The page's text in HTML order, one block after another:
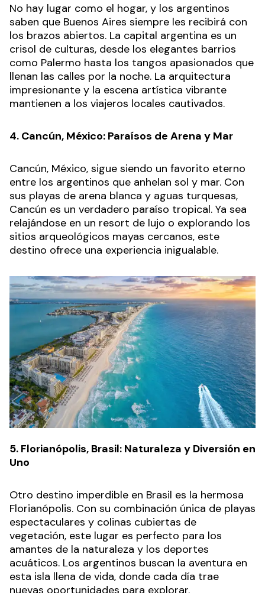
No hay lugar como el hogar, y los argentinos
saben que Buenos Aires siempre les recibirá con
los brazos abiertos. La capital argentina es un
crisol de culturas, desde los elegantes barrios
como Palermo hasta los tangos apasionados que
llenan las calles por la noche. La arquitectura
impresionante y la escena artística vibrante
mantienen a los viajeros locales cautivados.
4. Cancún, México: Paraísos de Arena y Mar
Cancún, México, sigue siendo un favorito eterno
entre los argentinos que anhelan sol y mar. Con
sus playas de arena blanca y aguas turquesas,
Cancún es un verdadero paraíso tropical. Ya sea
relajándose en un resort de lujo o explorando los
sitios arqueológicos mayas cercanos, este
destino ofrece una experiencia inigualable.
5. Florianópolis, Brasil: Naturaleza y Diversión en
Uno
Otro destino imperdible en Brasil es la hermosa
Florianópolis. Con su combinación única de playas
espectaculares y colinas cubiertas de
vegetación, este lugar es perfecto para los
amantes de la naturaleza y los deportes
acuáticos. Los argentinos buscan la aventura en
esta isla llena de vida, donde cada día trae